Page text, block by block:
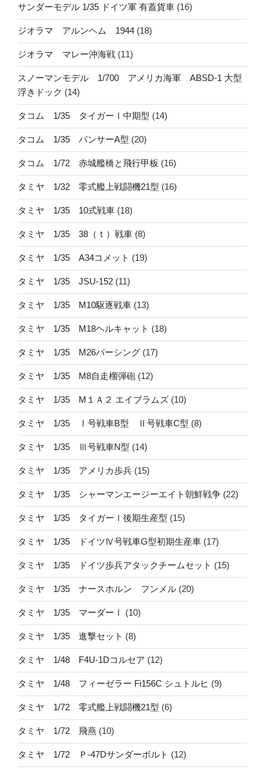
サンダーモデル 1/35 ドイツ軍 有蓋貨車 (16)
ジオラマ アルンヘム 1944 (18)
ジオラマ マレー沖海戦 (11)
スノーマンモデル 1/700 アメリカ海軍 ABSD-1 大型
浮きドック (14)
タコム 1/35 タイガーⅠ中期型 (14)
タコム 1/35 パンサーA型 (20)
タコム 1/72 赤城艦橋と飛行甲板 (16)
タミヤ 1/32 零式艦上戦闘機21型 (16)
タミヤ 1/35 10式戦車 (18)
タミヤ 1/35 38（ｔ）戦車 (8)
タミヤ 1/35 A34コメット (19)
タミヤ 1/35 JSU-152 (11)
タミヤ 1/35 M10駆逐戦車 (13)
タミヤ 1/35 M18ヘルキャット (18)
タミヤ 1/35 M26パーシング (17)
タミヤ 1/35 M8自走榴弾砲 (12)
タミヤ 1/35 M１Ａ２ エイブラムズ (10)
タミヤ 1/35 Ⅰ号戦車B型 Ⅱ号戦車C型 (8)
タミヤ 1/35 Ⅲ号戦車N型 (14)
タミヤ 1/35 アメリカ歩兵 (15)
タミヤ 1/35 シャーマンエージーエイト朝鮮戦争 (22)
タミヤ 1/35 タイガーⅠ後期生産型 (15)
タミヤ 1/35 ドイツⅣ号戦車G型初期生産車 (17)
タミヤ 1/35 ドイツ歩兵アタックチームセット (15)
タミヤ 1/35 ナースホルン フンメル (20)
タミヤ 1/35 マーダーⅠ (10)
タミヤ 1/35 進撃セット (8)
タミヤ 1/48 F4U-1Dコルセア (12)
タミヤ 1/48 フィーゼラー Fi156C シュトルヒ (9)
タミヤ 1/72 零式艦上戦闘機21型 (6)
タミヤ 1/72 飛燕 (10)
タミヤ 1/72 Ｐ-47Dサンダーボルト (12)